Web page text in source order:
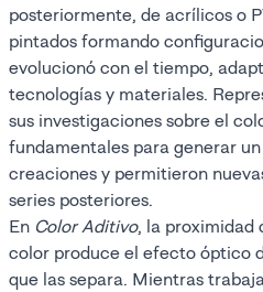
posteriormente, de acrílicos o
pintados formando
evolucionó con el tiempo,
tecnologías y materiales.
sus investigaciones sobre el
fundamentales para generar
creaciones y permitieron
series posteriores.
En Color Aditivo, la proximidad
color produce el efecto óptico
que las separa. Mientras